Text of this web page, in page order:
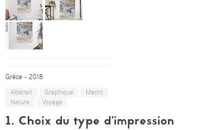
Grèce - 2018
Abstrait Graphique
Macro
Nature
Voyage
1. Choix du type d’impression